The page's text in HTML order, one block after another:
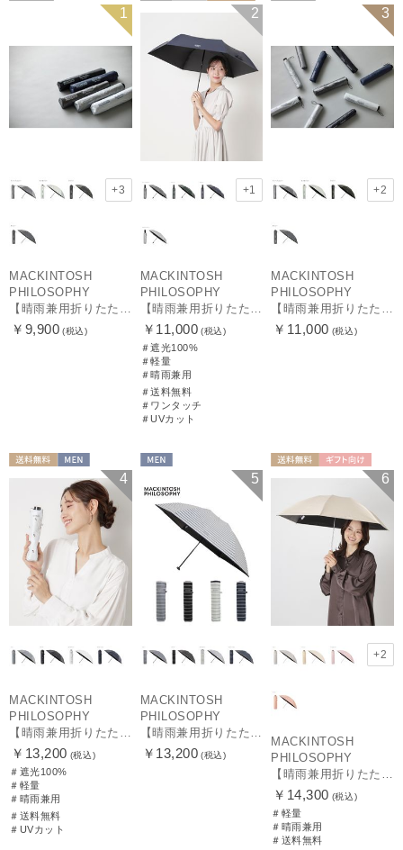
1
+3
MACKINTOSH
PHILOSOPHY
【晴雨兼用折りたたみ日傘】マッキントッシュ フィロソフィー(MACKINTOSH PHILOSOPHY) バーブレラ サンプロテクトシリーズ（SUNPROTECT）無地 軽量 遮熱 遮光100 55
￥9,900 (税込)
送料無料 2
+1
MACKINTOSH
PHILOSOPHY
【晴雨兼用折りたたみ日傘】マッキントッシュ フィロソフィー (MACKINTOSH PHILOSOPHY) バーブレラ サンプロテクト（SUNPROTECT）自動開閉 遮光100
￥11,000 (税込)
＃遮光100%
＃軽量
＃晴雨兼用
＃送料無料
＃ワンタッチ
＃UVカット
3
+2
MACKINTOSH
PHILOSOPHY
【晴雨兼用折りたたみ日傘】マッキントッシュ フィロソフィー(MACKINTOSH PHILOSOPHY) バーブレラ サンプロテクトシリーズ（SUNPROTECT）無地 軽量 遮熱 遮光100 60
￥11,000 (税込)
4
MACKINTOSH
PHILOSOPHY
￥13,200 (税込)
＃遮光100%
＃軽量
＃晴雨兼用
＃送料無料
＃UVカット
5
MACKINTOSH
PHILOSOPHY
￥13,200 (税込)
ギフト向け
6
+2
MACKINTOSH
PHILOSOPHY
【晴雨兼用折りたたみ日傘】マッキントッシュ フィロソフィー (MACKINTOSH PHILOSOPHY)シャンブレーワンポイントロゴ
￥14,300 (税込)
＃軽量
＃晴雨兼用
＃送料無料